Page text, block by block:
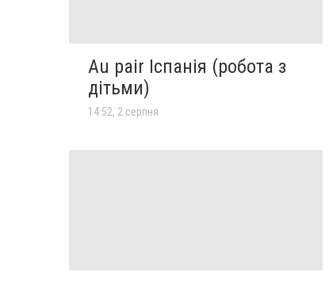
Au pair Іспанія (робота з
дітьми)
14:52, 2 серпня